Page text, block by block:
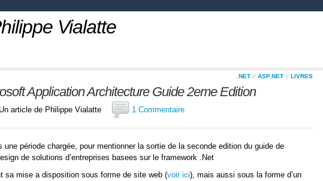
Vialatte
.NET // ASP.NET // LIVRES
Application Architecture Guide 2eme Edition
Un article de Philippe Vialatte 1 Commentaire
période chargée, pour mentionner la sortie de la seconde edition du guide de
de solutions d’entreprises basees sur le framework .Net
sa mise a disposition sous forme de site web (voir ici), mais aussi sous la forme d’un